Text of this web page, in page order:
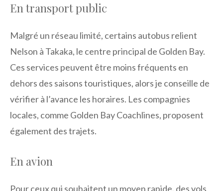
En transport public
Malgré un réseau limité, certains autobus relient
Nelson à Takaka, le centre principal de Golden Bay.
Ces services peuvent être moins fréquents en
dehors des saisons touristiques, alors je conseille de
vérifier à l’avance les horaires. Les compagnies
locales, comme Golden Bay Coachlines, proposent
également des trajets.
En avion
Pour ceux qui souhaitent un moyen rapide, des vols